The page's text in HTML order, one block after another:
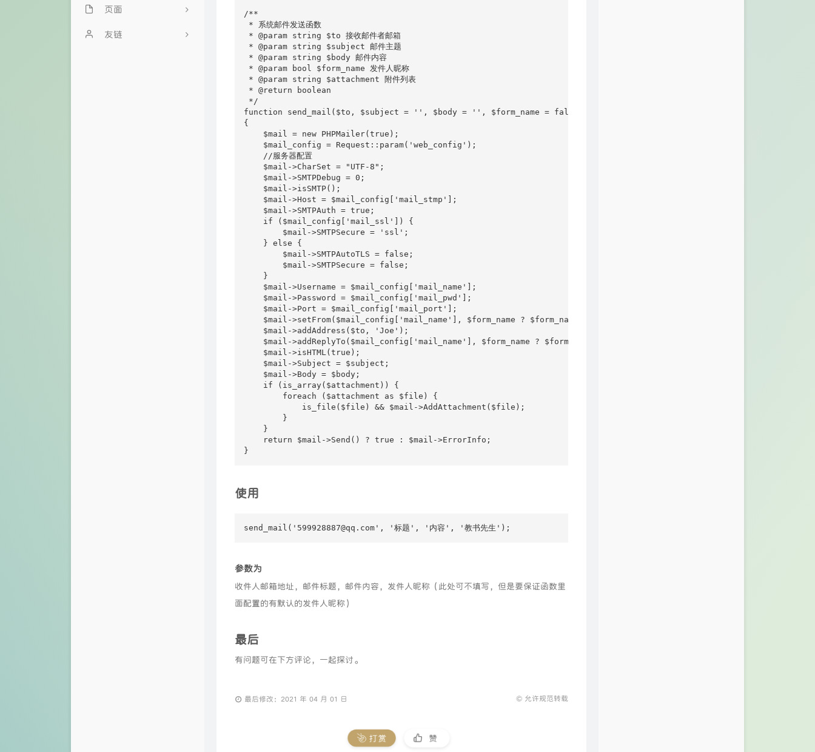
页面
文章归档
友链
/**
* 系统邮件发送函数
* @param string $to 接收邮件者邮箱
* @param string $subject 邮件主题
* @param string $body 邮件内容
* @param bool $form_name 发件人昵称
* @param string $attachment 附件列表
* @return boolean
*/
function send_mail($to, $subject = '', $body = '', $form_name = false, $attachment = [])
{
    $mail = new PHPMailer(true);
    $mail_config = Request::param('web_config');
    //服务器配置
    $mail->CharSet = "UTF-8";
    $mail->SMTPDebug = 0;
    $mail->isSMTP();
    $mail->Host = $mail_config['mail_stmp'];
    $mail->SMTPAuth = true;
    if ($mail_config['mail_ssl']) {
        $mail->SMTPSecure = 'ssl';
    } else {
        $mail->SMTPAutoTLS = false;
        $mail->SMTPSecure = false;
    }
    $mail->Username = $mail_config['mail_name'];
    $mail->Password = $mail_config['mail_pwd'];
    $mail->Port = $mail_config['mail_port'];
    $mail->setFrom($mail_config['mail_name'], $form_name ? $form_name : $mail_config['mail_form']);
    $mail->addAddress($to, 'Joe');
    $mail->addReplyTo($mail_config['mail_name'], $form_name ? $form_name : $mail_config['mail_form']);
    $mail->isHTML(true);
    $mail->Subject = $subject;
    $mail->Body = $body;
    if (is_array($attachment)) {
        foreach ($attachment as $file) {
            is_file($file) && $mail->AddAttachment($file);
        }
    }
    return $mail->Send() ? true : $mail->ErrorInfo;
}
使用
send_mail('599928887@qq.com', '标题', '内容', '教书先生');
参数为
收件人邮箱地址，邮件标题，邮件内容，发件人昵称（此处可不填写，但是要保证函数里
面配置的有默认的发件人昵称）
最后
有问题可在下方评论，一起探讨。
最后修改：2021 年 04 月 01 日 © 允许规范转载
打赏 赞